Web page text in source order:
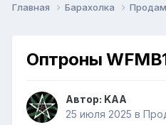
Главная Барахолка Продам
Оптроны
Автор: KAA
25 июля 2025 в